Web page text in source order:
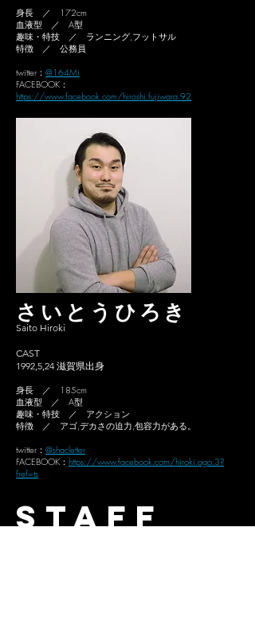
身長 ／ 172cm
血液型 ／ A型
趣味・特技 ／ ランニング,フットサル
特徴 ／ 公務員
twitter： @164Mi
FACEBOOK：
https://www.facebook.com/hiroshi.fujiwara.92
さいとうひろき
Saito Hiroki
CAST
1992,5,24 滋賀県出身
身長 ／ 185cm
血液型 ／ A型
趣味・特技 ／ アクション
特徴 ／ アゴ,デカさの迫力,包容力がある。
twitter： @shacletter
FACEBOOK： https://www.facebook.com/hiroki.ago.3?
fref=ts
STAFF